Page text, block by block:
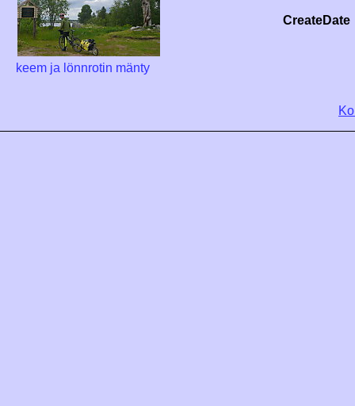
keem ja lönnrotin mänty
CreateDate